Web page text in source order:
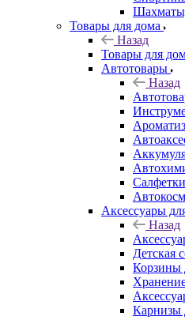
Товары для дома
Назад
Товары для
Автотовары
Назад
Аксессуары
Назад
Детская
Корзины
Карнизы